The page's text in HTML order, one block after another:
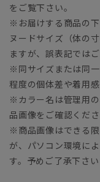
をご覧下さい。
※お届けする商品の
ヌードサイズ（体の
ますが、誤表記では
※同サイズまたは同
程度の個体差や着用
※カラー名は管理用
品画像をご確認くださ
※商品画像はできる
が、パソコン環境に
す。予めご了承下さい